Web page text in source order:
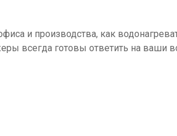
и производства, как
всегда готовы ответить на ваши